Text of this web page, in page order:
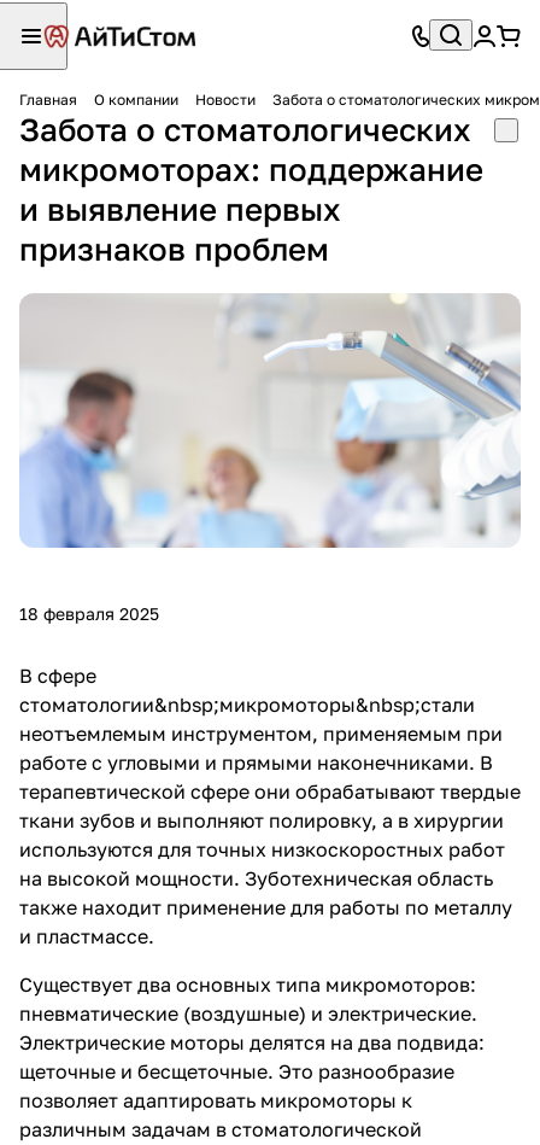
Главная О компании Новости Забота о стоматологических
Забота о стоматологических
микромоторах: поддержание
и выявление первых
признаков проблем
18 февраля 2025
В сфере
стоматологии&nbsp;микромоторы&nbsp;стали
неотъемлемым инструментом, применяемым при
работе с угловыми и прямыми наконечниками. В
терапевтической сфере они обрабатывают твердые
ткани зубов и выполняют полировку, а в хирургии
используются для точных низкоскоростных работ
на высокой мощности. Зуботехническая область
также находит применение для работы по металлу
и пластмассе.
Существует два основных типа микромоторов:
пневматические (воздушные) и электрические.
Электрические моторы делятся на два подвида:
щеточные и бесщеточные. Это разнообразие
позволяет адаптировать микромоторы к
различным задачам в стоматологической